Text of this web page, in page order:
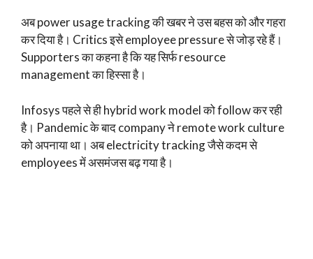
अब power usage tracking की खबर ने उस बहस को और गहरा
कर दिया है। Critics इसे employee pressure से जोड़ रहे हैं।
Supporters का कहना है कि यह सिर्फ resource
management का हिस्सा है।
Infosys पहले से ही hybrid work model को follow कर रही
है। Pandemic के बाद company ने remote work culture
को अपनाया था। अब electricity tracking जैसे कदम से
employees में असमंजस बढ़ गया है।